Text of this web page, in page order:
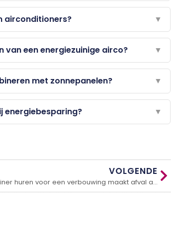
airconditioners? ▼
van een energiezuinige airco? ▼
met zonnepanelen? ▼
energiebesparing? ▼
VOLGENDE
Container huren voor een verbouwing maakt afval afvoeren een stuk eenvoudiger